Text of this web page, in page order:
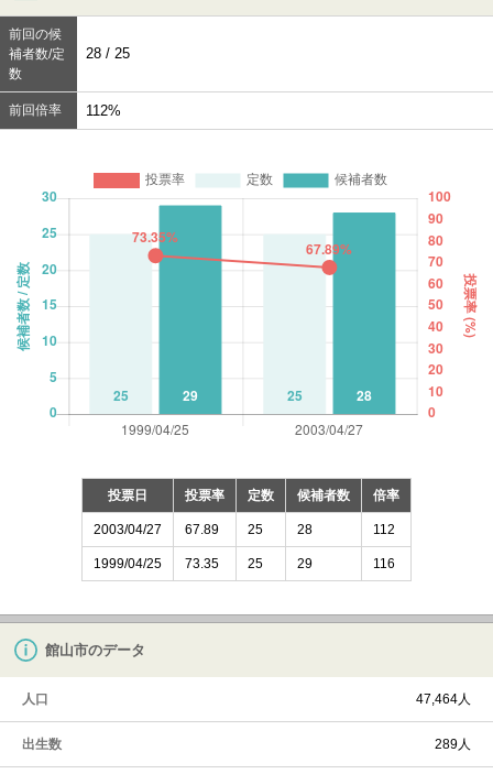
前回の候
補者数/定
数
28 / 25
前回倍率 112%
投票日 投票率 定数 候補者数 倍率
2003/04/27 67.89 25 28 112
1999/04/25 73.35 25 29 116
館山市のデータ
人口 47,464人
出生数 289人